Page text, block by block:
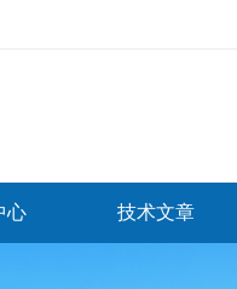
心 技术文章